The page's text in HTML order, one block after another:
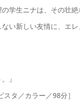
学生ニナは、その壮
い新しい友情に、エ
』
スタ／カラー／98分］